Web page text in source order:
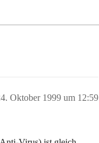
Oktober 1999 um 12:59